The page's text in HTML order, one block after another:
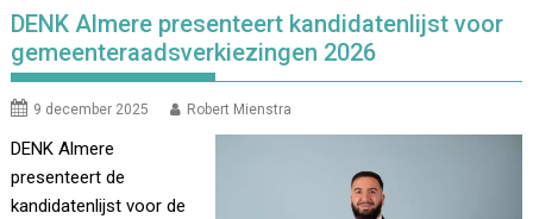
DENK Almere presenteert kandidatenlijst voor
gemeenteraadsverkiezingen 2026
9 december 2025 Robert Mienstra
DENK Almere
presenteert de
kandidatenlijst voor de